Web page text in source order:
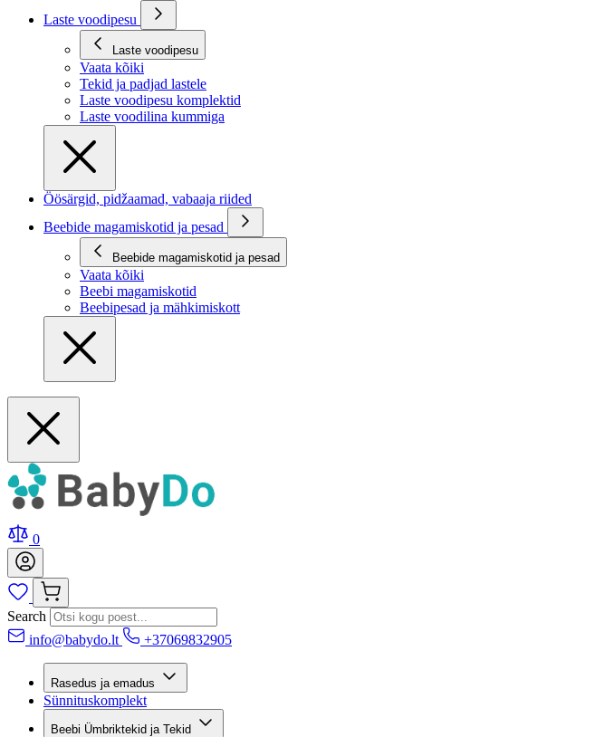
Laste voodipesu
Laste voodipesu
Vaata kõiki
Tekid ja padjad lastele
Laste voodipesu komplektid
Laste voodilina kummiga
Öösärgid, pidžaamad, vabaaja riided
Beebide magamiskotid ja pesad
Beebide magamiskotid ja pesad
Vaata kõiki
Beebi magamiskotid
Beebipesad ja mähkimiskott
0
Search
info@babydo.lt
+37069832905
Rasedus ja emadus
Sünnituskomplekt
Beebi Ümbriktekid ja Tekid